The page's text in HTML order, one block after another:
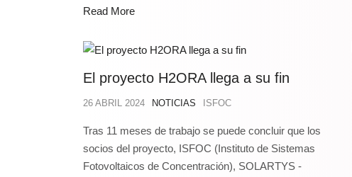
Read More
El proyecto H2ORA llega a su fin
26 ABRIL 2024 NOTICIAS ISFOC
Tras 11 meses de trabajo se puede concluir que los
socios del proyecto, ISFOC (Instituto de Sistemas
Fotovoltaicos de Concentración), SOLARTYS -